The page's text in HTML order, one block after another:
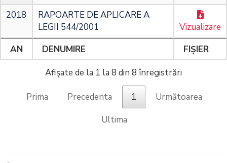
2018
RAPOARTE DE APLICARE A
LEGII 544/2001
Vizualizare
AN
DENUMIRE
FIȘIER
Afișate de la 1 la 8 din 8 înregistrări
Prima Precedenta 1
Următoarea
Ultima